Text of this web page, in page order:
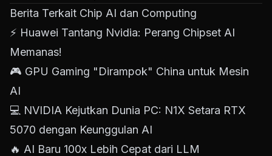
Berita Terkait Chip AI dan Computing
⚡ Huawei Tantang Nvidia: Perang Chipset AI
Memanas!
🎮 GPU Gaming "Dirampok" China untuk Mesin
AI
💻 NVIDIA Kejutkan Dunia PC: N1X Setara RTX
5070 dengan Keunggulan AI
🔥 AI Baru 100x Lebih Cepat dari LLM